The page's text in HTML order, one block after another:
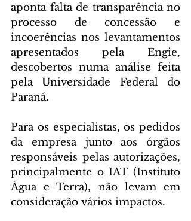
aponta falta de transparência no
processo de concessão e
incoerências nos levantamentos
apresentados pela Engie,
descobertos numa análise feita
pela Universidade Federal do
Paraná.
Para os especialistas, os pedidos
da empresa junto aos órgãos
responsáveis pelas autorizações,
principalmente o IAT (Instituto
Água e Terra), não levam em
consideração vários impactos.